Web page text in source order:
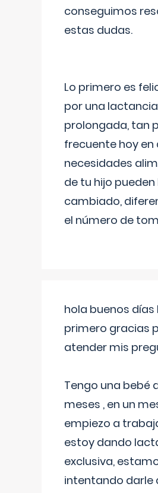
conseguimos
estas dudas.
Lo primero es
por una lactancia
prolongada, tan
frecuente hoy en
necesidades
de tu hijo
cambiado,
el número de
hola buenos días
primero gracias
atender mis
Tengo una bebé
meses , en un
empiezo a
estoy dando
exclusiva,
intentando darle